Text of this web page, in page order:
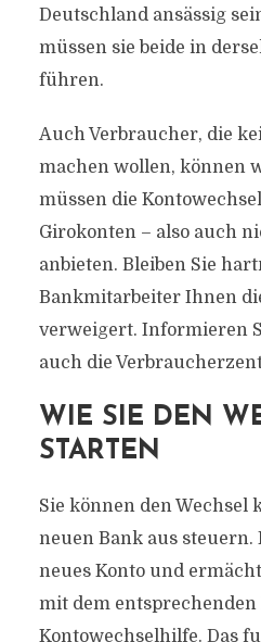
Deutschland ansässig
müssen sie beide in
führen.
Auch Verbraucher, die
machen wollen, können
müssen die
Girokonten – also auch
anbieten. Bleiben Sie
Bankmitarbeiter Ihnen
verweigert. Informieren
auch die
WIE SIE DEN
STARTEN
Sie können den Wechsel
neuen Bank aus
neues Konto und
mit dem
Kontowechselhilfe. Das